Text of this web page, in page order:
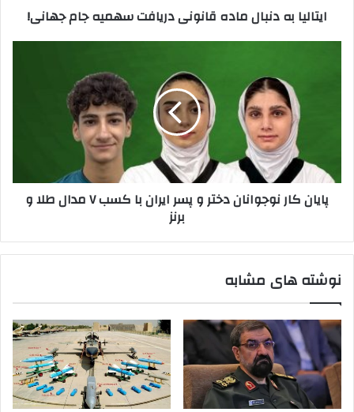
ایتالیا به دنبال ماده قانونی دریافت سهمیه جام جهانی!
کسب
پایان کار نوجوانان دختر و پسر ایران با کسب ۷ مدال طلا و
برنز
نوشته های مشابه